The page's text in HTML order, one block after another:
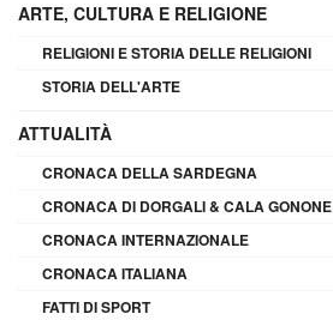
ARTE, CULTURA E RELIGIONE
RELIGIONI E STORIA DELLE RELIGIONI
STORIA DELL'ARTE
ATTUALITÀ
CRONACA DELLA SARDEGNA
CRONACA DI DORGALI & CALA GONONE
CRONACA INTERNAZIONALE
CRONACA ITALIANA
FATTI DI SPORT